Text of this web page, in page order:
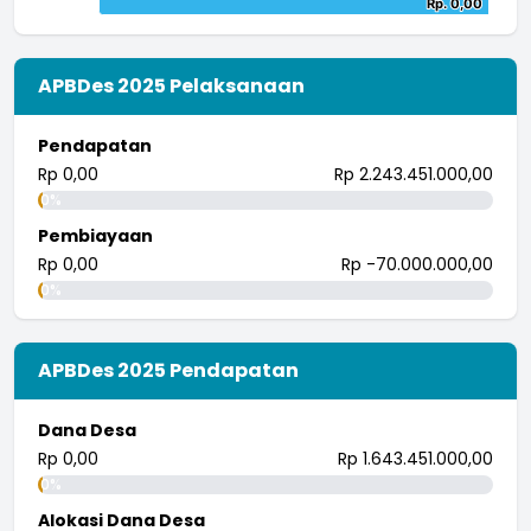
The chart has 1 Y axis displaying values. Data ranges from
Bar chart with 2 data series.
The chart has 1 Y axis displaying values. Data ranges
End of interactive chart.
APBDes 2025 Pelaksanaan
Pendapatan
Rp 0,00
Rp 2.243.451.000,00
0%
Pembiayaan
Rp 0,00
Rp -70.000.000,00
0%
APBDes 2025 Pendapatan
Dana Desa
Rp 0,00
Rp 1.643.451.000,00
0%
Alokasi Dana Desa